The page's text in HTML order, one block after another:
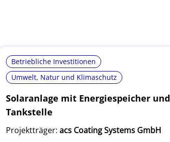
Betriebliche Investitionen
Umwelt, Natur und Klimaschutz
Solaranlage mit Energiespeicher und
Tankstelle
Projektträger: acs Coating Systems GmbH